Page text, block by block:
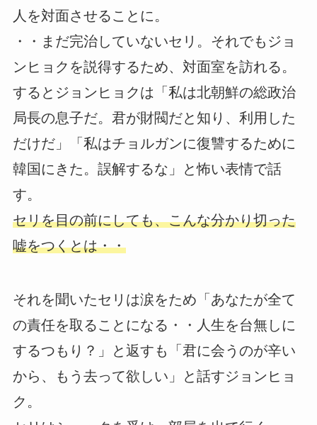
人を対面させることに。
・・まだ完治していないセリ。それでもジョ
ンヒョクを説得するため、対面室を訪れる。
するとジョンヒョクは「私は北朝鮮の総政治
局長の息子だ。君が財閥だと知り、利用した
だけだ」「私はチョルガンに復讐するために
韓国にきた。誤解するな」と怖い表情で話
す。
セリを目の前にしても、こんな分かり切った
嘘をつくとは・・
それを聞いたセリは涙をため「あなたが全て
の責任を取ることになる・・人生を台無しに
するつもり？」と返すも「君に会うのが辛い
から、もう去って欲しい」と話すジョンヒョ
ク。